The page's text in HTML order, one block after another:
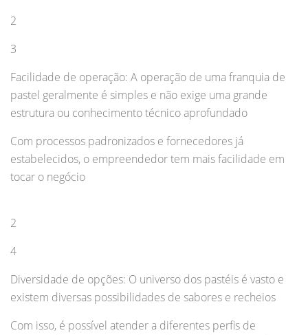
2
3
Facilidade de operação: A operação de uma franquia de
pastel geralmente é simples e não exige uma grande
estrutura ou conhecimento técnico aprofundado
Com processos padronizados e fornecedores já
estabelecidos, o empreendedor tem mais facilidade em
tocar o negócio
2
4
Diversidade de opções: O universo dos pastéis é vasto e
existem diversas possibilidades de sabores e recheios
Com isso, é possível atender a diferentes perfis de